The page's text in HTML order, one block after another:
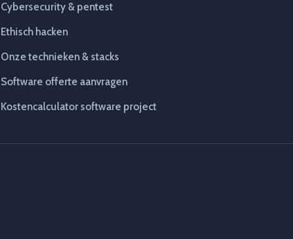
Cybersecurity & pentest
Ethisch hacken
Onze technieken & stacks
Software offerte aanvragen
Kostencalculator software project